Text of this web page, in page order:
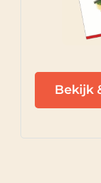
Bekijk